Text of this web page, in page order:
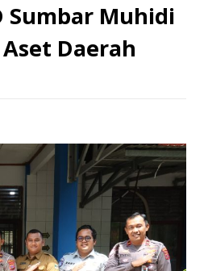
Sumbar Muhidi
Daerah